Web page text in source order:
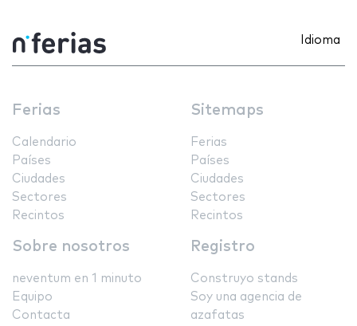
Idioma
Ferias
Calendario
Países
Ciudades
Sectores
Recintos
Sitemaps
Ferias
Países
Ciudades
Sectores
Recintos
Sobre nosotros
neventum en 1 minuto
Equipo
Contacta
Registro
Construyo stands
Soy una agencia de
azafatas